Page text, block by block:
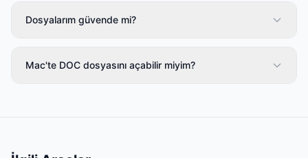
Dosyalarım güvende mi?
Mac'te DOC dosyasını açabilir miyim?